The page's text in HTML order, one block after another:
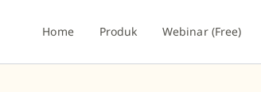
Home Produk Webinar (Free)